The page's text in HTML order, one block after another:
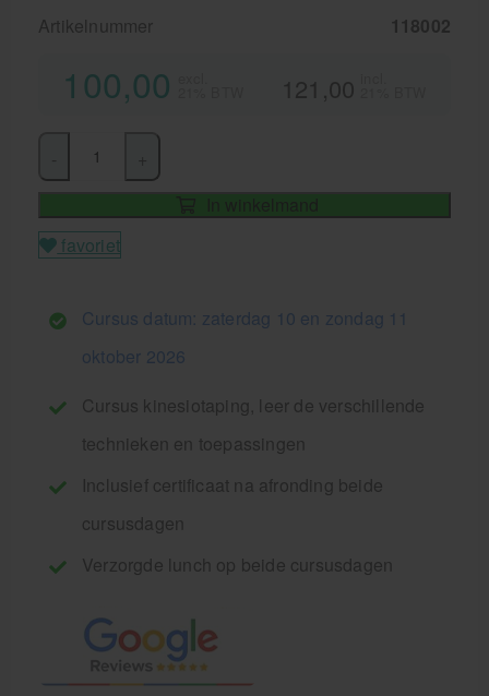
Artikelnummer 118002
100,00 121,00
In winkelmand
favoriet
Cursus datum: zaterdag 10 en zondag 11
oktober 2026
Cursus kinesiotaping, leer de verschillende
technieken en toepassingen
Inclusief certificaat na afronding beide
cursusdagen
Verzorgde lunch op beide cursusdagen